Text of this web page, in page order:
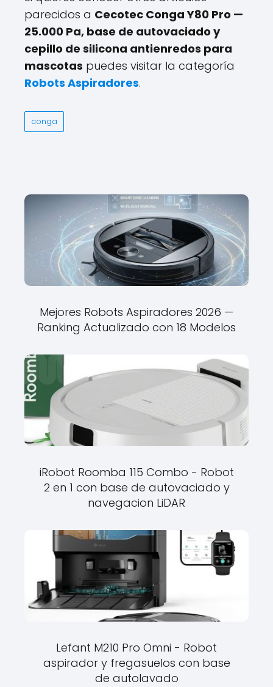
parecidos a Cecotec Conga Y80 Pro —
25.000 Pa, base de autovaciado y
cepillo de silicona antienredos para
mascotas puedes visitar la categoría
Robots Aspiradores.
conga
Mejores Robots Aspiradores 2026 —
Ranking Actualizado con 18 Modelos
iRobot Roomba 115 Combo - Robot
2 en 1 con base de autovaciado y
navegacion LiDAR
Lefant M210 Pro Omni - Robot
aspirador y fregasuelos con base
de autolavado